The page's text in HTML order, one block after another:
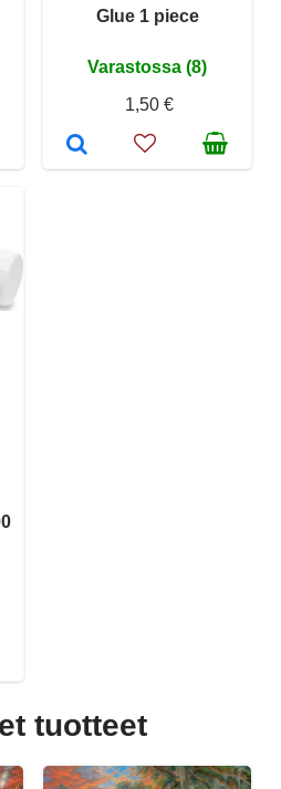
Glue 1 piece
Varastossa (8)
1,50 €
tuotteet